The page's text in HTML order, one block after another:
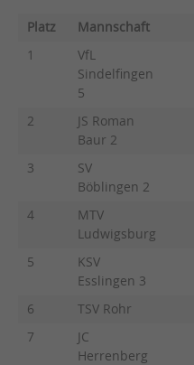
Platz Mannschaft
1
VfL
Sindelfingen
5
2
JS Roman
Baur 2
3
SV
Böblingen 2
4
MTV
Ludwigsburg
5
KSV
Esslingen 3
6 TSV Rohr
7
JC
Herrenberg